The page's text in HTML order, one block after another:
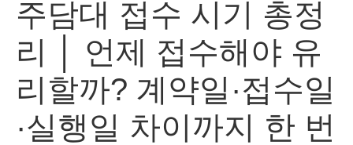
주담대 접수 시기 총정
리 │ 언제 접수해야 유
리할까? 계약일·접수일
·실행일 차이까지 한 번